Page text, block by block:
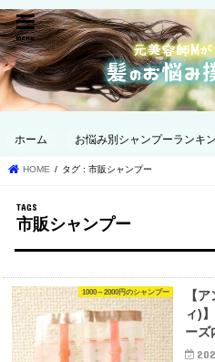
menu
ホーム お悩み別シャンプーランキ
HOME タグ : 市販シャンプー
市販シャンプー
1000～2000円のシャンプー
【
ィ)
ーズ